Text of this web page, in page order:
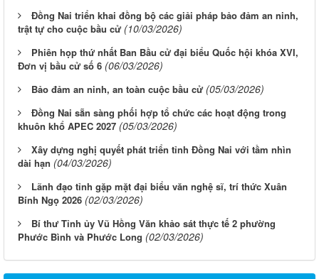
Đồng Nai triển khai đồng bộ các giải pháp bảo đảm an ninh,
trật tự cho cuộc bầu cử (10/03/2026)
Phiên họp thứ nhất Ban Bầu cử đại biểu Quốc hội khóa XVI,
Đơn vị bầu cử số 6 (06/03/2026)
Bảo đảm an ninh, an toàn cuộc bầu cử (05/03/2026)
Đồng Nai sẵn sàng phối hợp tổ chức các hoạt động trong
khuôn khổ APEC 2027 (05/03/2026)
Xây dựng nghị quyết phát triển tỉnh Đồng Nai với tầm nhìn
dài hạn (04/03/2026)
Lãnh đạo tỉnh gặp mặt đại biểu văn nghệ sĩ, trí thức Xuân
Bính Ngọ 2026 (02/03/2026)
Bí thư Tỉnh ủy Vũ Hồng Văn khảo sát thực tế 2 phường
Phước Bình và Phước Long (02/03/2026)